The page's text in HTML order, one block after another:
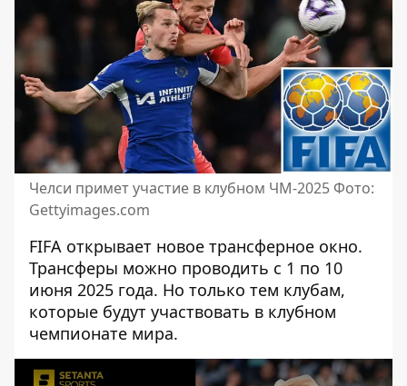
Челси примет участие в клубном ЧМ-2025 Фото:
Gettyimages.com
FIFA открывает новое трансферное окно.
Трансферы можно проводить с 1 по 10
июня 2025 года. Но только тем клубам,
которые будут участвовать в клубном
чемпионате мира.